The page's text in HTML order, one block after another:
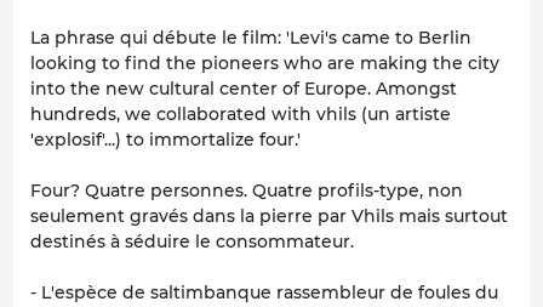
La phrase qui débute le film: 'Levi's came to Berlin
looking to find the pioneers who are making the city
into the new cultural center of Europe. Amongst
hundreds, we collaborated with vhils (un artiste
'explosif'...) to immortalize four.'
Four? Quatre personnes. Quatre profils-type, non
seulement gravés dans la pierre par Vhils mais surtout
destinés à séduire le consommateur.
- L'espèce de saltimbanque rassembleur de foules du